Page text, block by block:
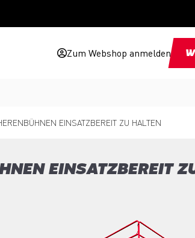
Zum Webshop anmelden
EINSATZBEREIT ZU HALTEN
EINSATZBEREIT